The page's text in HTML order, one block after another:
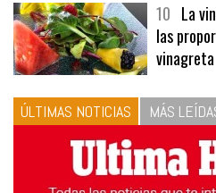
10 La
las
vinagreta
ÚLTIMAS NOTICIAS MÁS